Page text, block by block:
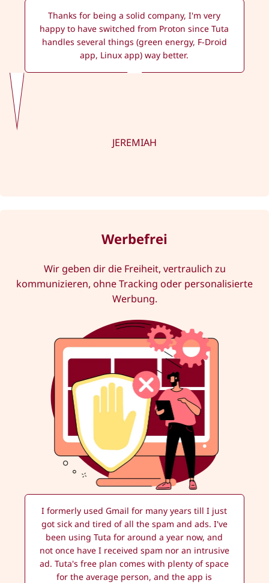
Thanks for being a solid company, I'm very
happy to have switched from Proton since Tuta
handles several things (green energy, F-Droid
app, Linux app) way better.
JEREMIAH
Werbefrei
Wir geben dir die Freiheit, vertraulich zu
kommunizieren, ohne Tracking oder personalisierte
Werbung.
I formerly used Gmail for many years till I just
got sick and tired of all the spam and ads. I've
been using Tuta for around a year now, and
not once have I received spam nor an intrusive
ad. Tuta's free plan comes with plenty of space
for the average person, and the app is